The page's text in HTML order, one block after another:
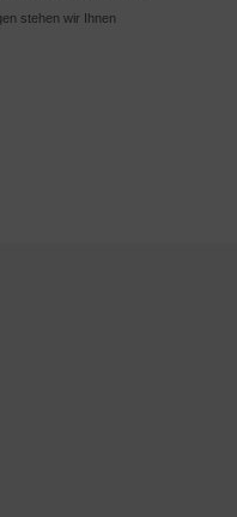
stehen wir Ihnen